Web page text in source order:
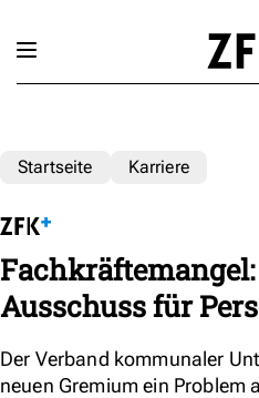
Startseite Karriere
Ausschuss für
Der Verband kommunaler
neuen Gremium ein Problem